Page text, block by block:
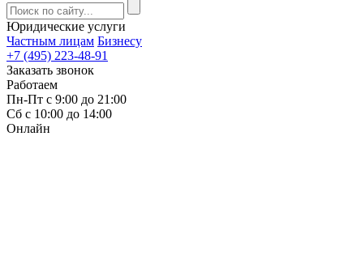
Юридические услуги
Частным лицам Бизнесу
+7 (495) 223-48-91
Заказать звонок
Работаем
Пн-Пт с 9:00 до 21:00
Сб с 10:00 до 14:00
Онлайн